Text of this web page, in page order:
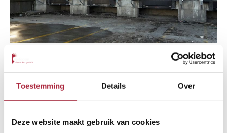
Toestemming Details Over
Deze website maakt gebruik van cookies
Dock Shelters
voor de afdichting tussen het pand en de vrachtwagen. De